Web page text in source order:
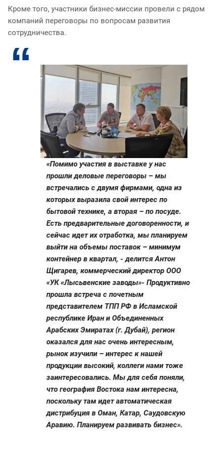
Кроме того, участники бизнес-миссии провели с рядом
компаний переговоры по вопросам развития
сотрудничества.
«Помимо участия в выставке у нас
прошли деловые переговоры – мы
встречались с двумя фирмами, одна из
которых выразила свой интерес по
бытовой технике, а вторая – по посуде.
Есть предварительные договоренности, и
сейчас идет их отработка, мы планируем
выйти на объемы поставок – минимум
контейнер в квартал, - делится Антон
Щигарев, коммерческий директор ООО
«УК «Лысьвенские заводы»- Продуктивно
прошла встреча с почетным
представителем ТПП РФ в Исламской
республике Иран и Объединенных
Арабских Эмиратах (г. Дубай), регион
оказался для нас очень интересным,
рынок изучили – интерес к нашей
продукции высокий, коллеги нами тоже
заинтересовались. Мы для себя поняли,
что география Востока нам интересна,
поскольку там идет автоматическая
дистрибуция в Оман, Катар, Саудовскую
Аравию. Планируем развивать бизнес».